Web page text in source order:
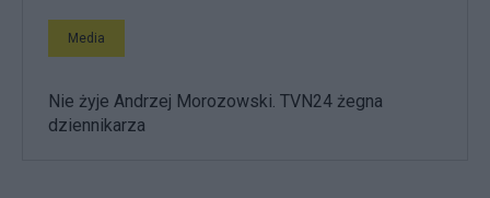
Media
Nie żyje Andrzej Morozowski. TVN24 żegna
dziennikarza